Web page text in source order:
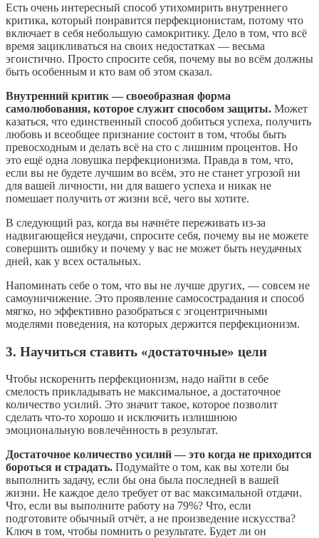
Есть очень интересный способ утихомирить внутреннего
критика, который понравится перфекционистам, потому что
включает в себя небольшую самокритику. Дело в том, что всё
время зацикливаться на своих недостатках — весьма
эгоистично. Просто спросите себя, почему вы во всём должны
быть особенным и кто вам об этом сказал.
Внутренний критик — своеобразная форма
самолюбования, которое служит способом защиты. Может
казаться, что единственный способ добиться успеха, получить
любовь и всеобщее признание состоит в том, чтобы быть
превосходным и делать всё на сто с лишним процентов. Но
это ещё одна ловушка перфекционизма. Правда в том, что,
если вы не будете лучшим во всём, это не станет угрозой ни
для вашей личности, ни для вашего успеха и никак не
помешает получить от жизни всё, чего вы хотите.
В следующий раз, когда вы начнёте переживать из‑за
надвигающейся неудачи, спросите себя, почему вы не можете
совершить ошибку и почему у вас не может быть неудачных
дней, как у всех остальных.
Напоминать себе о том, что вы не лучше других, — совсем не
самоуничижение. Это проявление самосострадания и способ
мягко, но эффективно разобраться с эгоцентричными
моделями поведения, на которых держится перфекционизм.
3. Научиться ставить «достаточные» цели
Чтобы искоренить перфекционизм, надо найти в себе
смелость прикладывать не максимальное, а достаточное
количество усилий. Это значит такое, которое позволит
сделать что‑то хорошо и исключить излишнюю
эмоциональную вовлечённость в результат.
Достаточное количество усилий — это когда не приходится
бороться и страдать. Подумайте о том, как вы хотели бы
выполнить задачу, если бы она была последней в вашей
жизни. Не каждое дело требует от вас максимальной отдачи.
Что, если вы выполните работу на 79%? Что, если
подготовите обычный отчёт, а не произведение искусства?
Ключ в том, чтобы помнить о результате. Будет ли он